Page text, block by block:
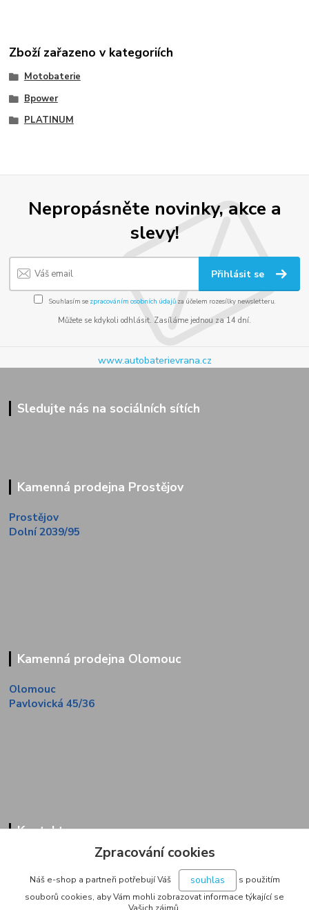
Zboží zařazeno v kategoriích
Motobaterie
Bpower
PLATINUM
Nepropásněte novinky, akce a
slevy!
Přihlásit se
Souhlasím se zpracováním osobních údajůza účelem rozesílky newsletteru.
Můžete se kdykoli odhlásit. Zasíláme jednou za 14 dní.
www.autobaterievrana.cz
Sledujte nás na sociálních sítích
Kamenná prodejna Prostějov
Prostějov
Dolní 2039/95
Kamenná prodejna Olomouc
Olomouc
Pavlovická 45/36
Kontakty
Zákaznická linka
+420 733 713 851
Zpracování cookies
Náš e-shop a partneři potřebují Váš souhlas
s použitím
souborů cookies, aby Vám mohli zobrazovat informace týkající se